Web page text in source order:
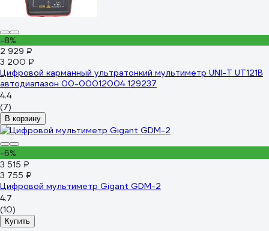
-8%
2 929 ₽
3 200 ₽
Цифровой карманный ультратонкий мультиметр UNI-T UT121B
автодиапазон 00-00012004 129237
4.4
(7)
В корзину
-6%
3 515 ₽
3 755 ₽
Цифровой мультиметр Gigant GDM-2
4.7
(10)
Купить